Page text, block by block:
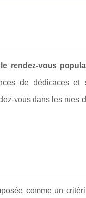
rendez-vous
de dédicaces et
vous dans les rues
comme un